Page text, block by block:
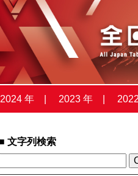
2024 年 2023 年
文字列検索